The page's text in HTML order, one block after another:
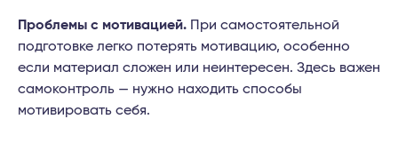
Проблемы с мотивацией. При самостоятельной
подготовке легко потерять мотивацию, особенно
если материал сложен или неинтересен. Здесь важен
самоконтроль — нужно находить способы
мотивировать себя.